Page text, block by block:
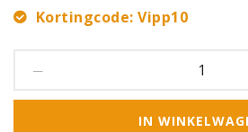
Kortingcode: Vipp10
IN